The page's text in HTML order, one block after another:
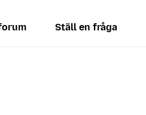
Ställ en fråga